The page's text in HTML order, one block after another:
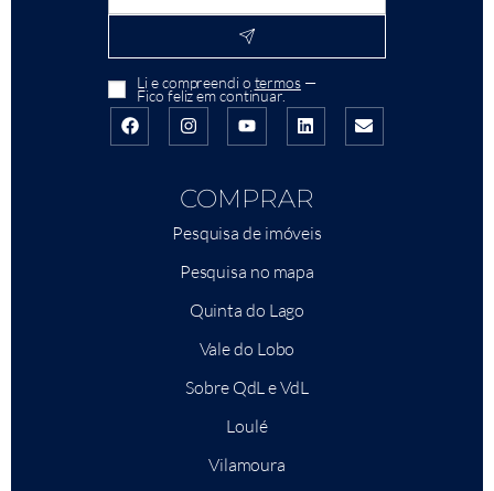
Li e compreendi o termos—
Fico feliz em continuar.
COMPRAR
Pesquisa de imóveis
Pesquisa no mapa
Quinta do Lago
Vale do Lobo
Sobre QdL e VdL
Loulé
Vilamoura